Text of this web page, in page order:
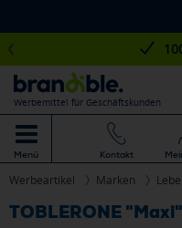
Werbemittel für Geschäftskunden
Menü Kontakt
Werbeartikel Marken
TOBLERONE